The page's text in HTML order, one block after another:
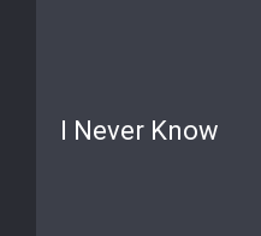
I Never Know